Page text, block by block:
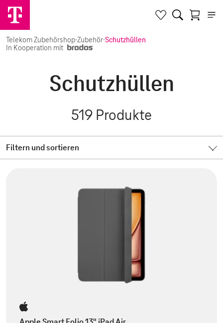
Telekom Zubehörshop·Zubehör·Schutzhüllen
In Kooperation mit
Schutzhüllen
519 Produkte
Filtern und sortieren